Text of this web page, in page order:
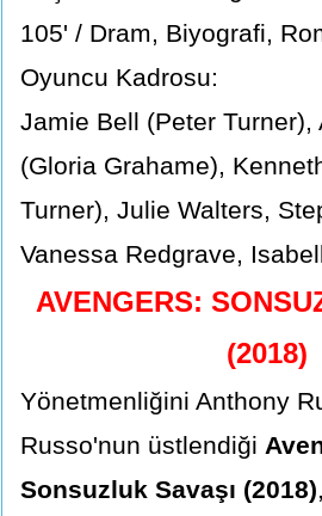
105' / Dram, Biyografi,
Oyuncu Kadrosu:
Jamie Bell (Peter Turner),
(Gloria Grahame),
Turner), Julie Walters,
Vanessa Redgrave,
AVENGERS:
(2018)
Yönetmenliğini Anthony
Russo'nun üstlendiği
Sonsuzluk Savaşı (2018)